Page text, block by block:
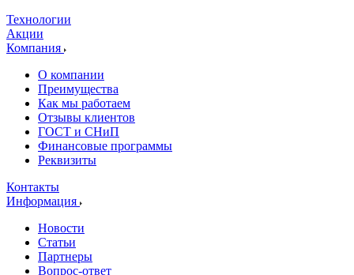
Технологии
Акции
Компания
О компании
Преимущества
Как мы работаем
Отзывы клиентов
ГОСТ и СНиП
Финансовые программы
Реквизиты
Контакты
Информация
Новости
Статьи
Партнеры
Вопрос-ответ